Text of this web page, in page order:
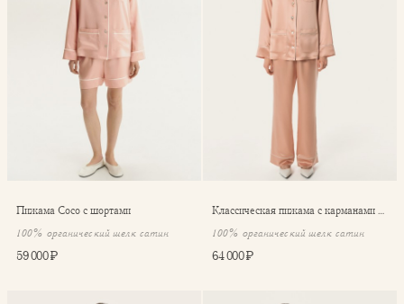
Пижама Coco с шортами
100% органический шелк сатин
59 000 ₽
100% органический шелк сатин
64 000 ₽